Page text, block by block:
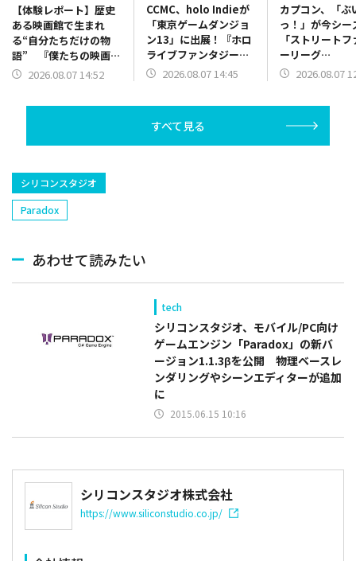
【体験レポート】歴史
ある映画館で生まれ
る“自分たちだけの物
語” 『僕たちの映画
館』が挑む「選択」で
2026.08.07 14:52
CCMC、holo Indieが
「東京ゲームダンジョ
ン13」に出展！『ホロ
ライブファンタジーバ
トル』を試遊展示
2026.08.07 14:45
カプコン、「ぶ
っ！」が今シー
「ストリート
ーリーグ
JAPAN2026」
2026.08.07
すべて見る
シリコンスタジオ
Paradox
あわせて読みたい
tech
シリコンスタジオ、モバイル/PC向け
ゲームエンジン「Paradox」の新バ
ージョン1.1.3βを公開 物理ベースレ
ンダリングやシーンエディターが追加
に
2015.06.15 10:16
シリコンスタジオ株式会社
https://www.siliconstudio.co.jp/